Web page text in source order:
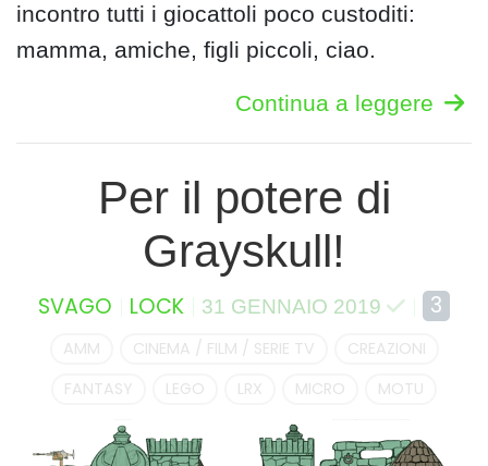
incontro tutti i giocattoli poco custoditi:
mamma, amiche, figli piccoli, ciao.
Continua a leggere
Per il potere di
Grayskull!
SVAGO LOCK 31 GENNAIO 2019 3
AMM CINEMA / FILM / SERIE TV
CREAZIONI
FANTASY
LEGO LRX MICRO MOTU